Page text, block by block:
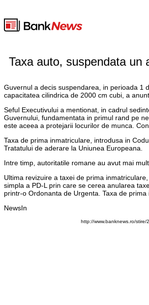
Taxa auto, suspendata un
Guvernul a decis suspendarea, in perioada 1
capacitatea cilindrica de 2000 cm cubi, a
Seful Executivului a mentionat, in cadrul
Guvernului, fundamentata in primul rand pe
este aceea a protejarii locurilor de munca.
Taxa de prima inmatriculare, introdusa in
Tratatului de aderare la Uniunea Europeana.
Intre timp, autoritatile romane au avut mai
Ultima revizuire a taxei de prima
simpla a PD-L prin care se cerea anularea
printr-o Ordonanta de Urgenta. Taxa de
NewsIn
http://www.banknews.ro/